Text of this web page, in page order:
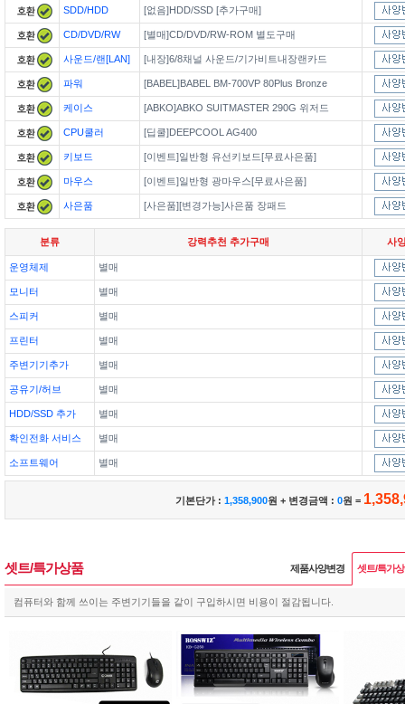
SDD/HDD [없음]HDD/SSD [추가구매]
CD/DVD/RW [별매]CD/DVD/RW-ROM 별도구매
사운드/랜[LAN] [내장]6/8채널 사운드/기가비트내장랜카드
파워 [BABEL]BABEL BM-700VP 80Plus Bronze
케이스 [ABKO]ABKO SUITMASTER 290G 위저드
CPU쿨러 [딥쿨]DEEPCOOL AG400
키보드 [이벤트]일반형 유선키보드[무료사은품]
마우스 [이벤트]일반형 광마우스[무료사은품]
사은품 [사은품][변경가능]사은품 장패드
분류 강력추천 추가구매 사
운영체제 별매
모니터 별매
스피커 별매
프린터 별매
주변기기추가 별매
공유기/허브 별매
HDD/SSD 추가 별매
확인전화 서비스 별매
소프트웨어 별매
기본단가 : 1,358,900원 + 변경금액 : 0원 =
셋트/특가상품 제품사양변경 셋트/특가
컴퓨터와 함께 쓰이는 주변기기들을 같이 구입하시면 비용이 절감됩니다.